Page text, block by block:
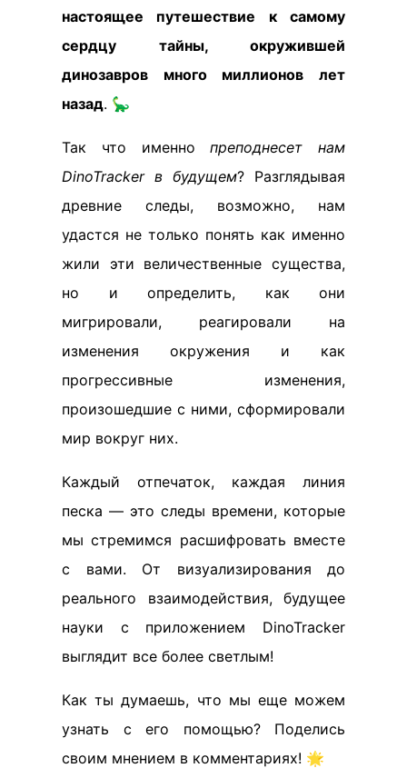
настоящее путешествие к самому
сердцу тайны, окружившей
динозавров много миллионов лет
назад. 🦕
Так что именнопреподнесет нам
DinoTracker в будущем? Разглядывая
древние следы, возможно, нам
удастся не только понять как именно
жили эти величественные существа,
но и определить, как они
мигрировали, реагировали на
изменения окружения и как
прогрессивные изменения,
произошедшие с ними, сформировали
мир вокруг них.
Каждый отпечаток, каждая линия
песка — это следы времени, которые
мы стремимся расшифровать вместе
с вами. От визуализирования до
реального взаимодействия, будущее
науки с приложением DinoTracker
выглядит все более светлым!
Как ты думаешь, что мы еще можем
узнать с его помощью? Поделись
своим мнением в комментариях! 🌟